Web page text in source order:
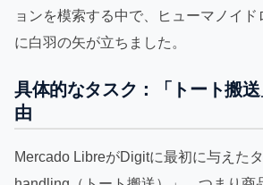
ョンを模索する中で、ヒューマノイド
に白羽の矢が立ちました。
具体的なタスク：「トート搬
由
Mercado LibreがDigitに最初に与えた